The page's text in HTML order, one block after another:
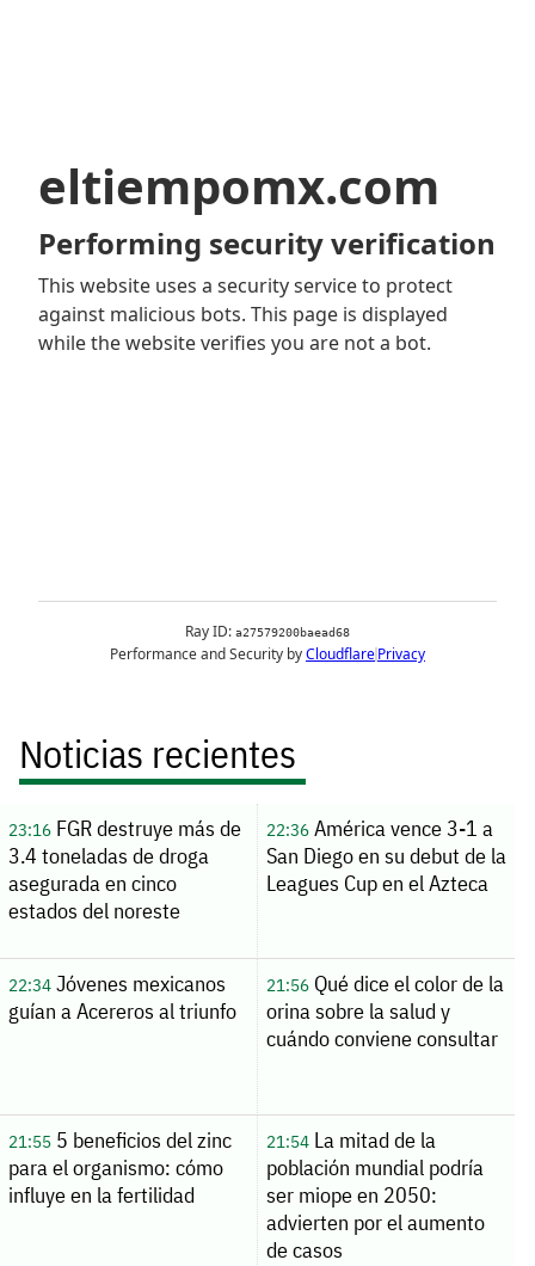
Noticias recientes
23:16FGR destruye más de
3.4 toneladas de droga
asegurada en cinco
estados del noreste
22:36América vence 3-1 a
San Diego en su debut de la
Leagues Cup en el Azteca
22:34Jóvenes mexicanos
guían a Acereros al triunfo
21:56Qué dice el color de la
orina sobre la salud y
cuándo conviene consultar
21:555 beneficios del zinc
para el organismo: cómo
influye en la fertilidad
21:54La mitad de la
población mundial podría
ser miope en 2050:
advierten por el aumento
de casos